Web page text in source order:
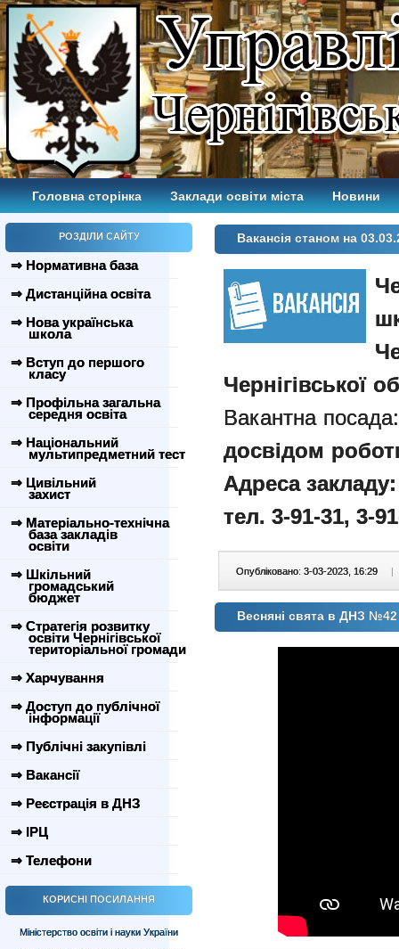
Головна сторінка Заклади освіти міста Новини
РОЗДІЛИ САЙТУ
⇒ Нормативна база
⇒ Дистанційна освіта
⇒ Нова українська
школа
⇒ Вступ до першого
класу
⇒ Профільна загальна
середня освіта
⇒ Національний
мультипредметний тест
⇒ Цивільний
захист
⇒ Матеріально-технічна
база закладів
освіти
⇒ Шкільний
громадський
бюджет
⇒ Стратегія розвитку
освіти Чернігівської
територіальної громади
⇒ Харчування
⇒ Доступ до публічної
інформації
⇒ Публічні закупівлі
⇒ Вакансії
⇒ Реєстрація в ДНЗ
⇒ ІРЦ
⇒ Телефони
КОРИСНІ ПОСИЛАННЯ
Міністерство освіти і науки України
Вакансія станом на
Чернігівської
Вакантна
досвідом
Адреса
тел. 3-91-31, 3-
Опубліковано: 3-03-2023, 16:29 |
Весняні свята в ДНЗ